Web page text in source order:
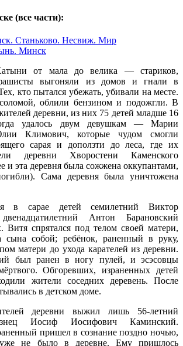
(все части):
Станьково. Несвиж. Мир
Минск
от мала до велика — стариков,
выгоняли из домов и гнали в
кто пытался убежать, убивали на месте.
облили бензином и подожгли. В
деревни, из них 75 детей младше 16
удалось двум девушкам — Марии
Климович, которые чудом смогли
сарая и доползти до леса, где их
деревни Хворостени Каменского
и эта деревня была сожжена оккупантами,
Сама деревня была уничтожена
в сарае детей семилетний Виктор
Антон Барановский
Витя спрятался под телом своей матери,
сына собой; ребёнок, раненный в руку,
матери до ухода карателей из деревни.
был ранен в ногу пулей, и эсэсовцы
Обгоревших, израненных детей
жители соседних деревень. После
в детском доме.
деревни выжил лишь 56-летний
Иосиф Иосифович Каминский.
пришел в сознание поздно ночью,
уже не было в деревне. Ему пришлось